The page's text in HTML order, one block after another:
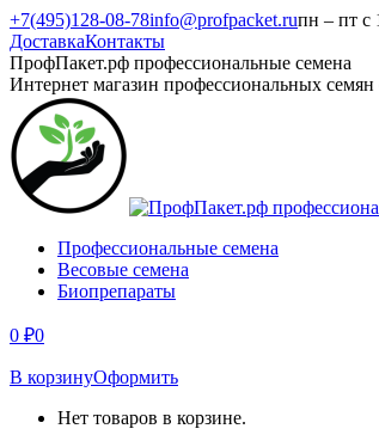
Перейти
к
содержанию
+7(495)128-08-78info@profpacket.ruпн – пт с
ДоставкаКонтакты
Facebook
page
opens
in
new
window
Одноклассники
page
opens
in
new
window
Instagram
page
opens
in
new
window
Вконтакте
page
opens
in
new
window
Viber
page
opens
in
new
window
Whatsapp
page
opens
in
new
window
ПрофПакет.рф профессиональные семена
Интернет магазин профессиональных
Профессиональные семена
Весовые семена
Биопрепараты
0 ₽0
В корзинуОформить
Нет товаров в корзине.